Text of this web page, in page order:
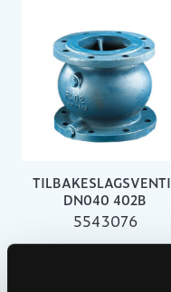
DN040 402B
5543076